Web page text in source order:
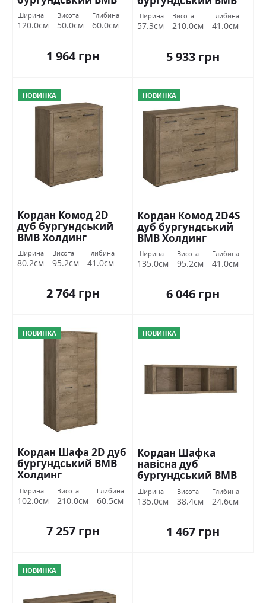
Холдинг
Ширина
120.0см
Висота
50.0см
Глибина
60.0см
1 964 грн
Холдинг
Ширина
57.3см
Висота
210.0см
Глибина
41.0см
5 933 грн
НОВИНКА
Кордан Комод 2D
дуб бургундський
ВМВ Холдинг
Ширина
80.2см
Висота
95.2см
Глибина
41.0см
2 764 грн
НОВИНКА
Кордан Комод 2D4S
дуб бургундський
ВМВ Холдинг
Ширина
135.0см
Висота
95.2см
Глибина
41.0см
6 046 грн
НОВИНКА
Кордан Шафа 2D дуб
бургундський ВМВ
Холдинг
Ширина
102.0см
Висота
210.0см
Глибина
60.5см
7 257 грн
НОВИНКА
Кордан Шафка
навісна дуб
бургундський ВМВ
Холдинг
Ширина
135.0см
Висота
38.4см
Глибина
24.6см
1 467 грн
НОВИНКА